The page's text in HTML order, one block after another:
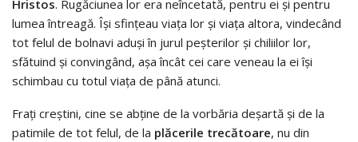
Hristos. Rugăciunea lor era neîncetată, pentru ei și pentru
lumea întreagă. Își sfințeau viața lor și viața altora, vindecând
tot felul de bolnavi aduși în jurul peșterilor și chiliilor lor,
sfătuind și convingând, așa încât cei care veneau la ei își
schimbau cu totul viața de până atunci.
Frați creștini, cine se abține de la vorbăria deșartă și de la
patimile de tot felul, de la plăcerile trecătoare, nu din